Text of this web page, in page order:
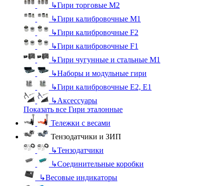
↳Гири торговые М2
↳Гири калибровочные М1
↳Гири калибровочные F2
↳Гири калибровочные F1
↳Гири чугунные и стальные М1
↳Наборы и модульные гири
↳Гири калибровочные E2, Е1
↳Аксессуары
Показать все Гири эталонные
Тележки с весами
Тензодатчики и ЗИП
↳Тензодатчики
↳Соединительные коробки
↳Весовые индикаторы